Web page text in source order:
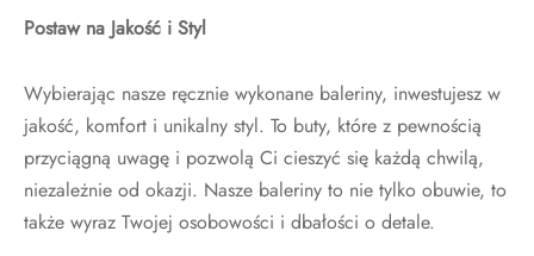
Postaw na Jakość i Styl
Wybierając nasze ręcznie wykonane baleriny, inwestujesz w
jakość, komfort i unikalny styl. To buty, które z pewnością
przyciągną uwagę i pozwolą Ci cieszyć się każdą chwilą,
niezależnie od okazji. Nasze baleriny to nie tylko obuwie, to
także wyraz Twojej osobowości i dbałości o detale.